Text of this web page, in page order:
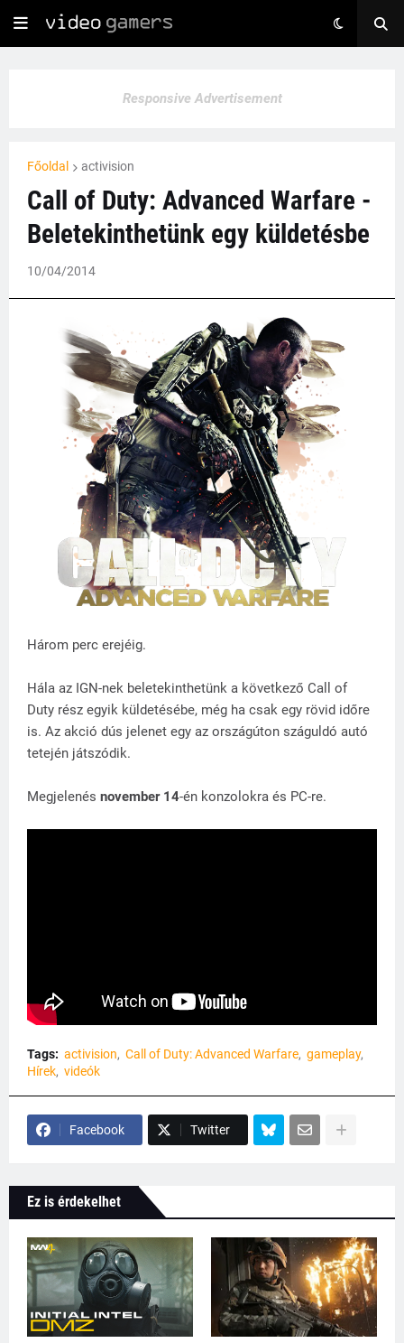
Responsive Advertisement
Főoldal activision
Call of Duty: Advanced Warfare -
Beletekinthetünk egy küldetésbe
10/04/2014
Három perc erejéig.
Hála az IGN-nek beletekinthetünk a következő Call of
Duty rész egyik küldetésébe, még ha csak egy rövid időre
is. Az akció dús jelenet egy az országúton száguldó autó
tetején játszódik.
Megjelenés november 14-én konzolokra és PC-re.
Tags: activision Call of Duty: Advanced Warfare gameplay
Hírek videók
Facebook Twitter
Ez is érdekelhet